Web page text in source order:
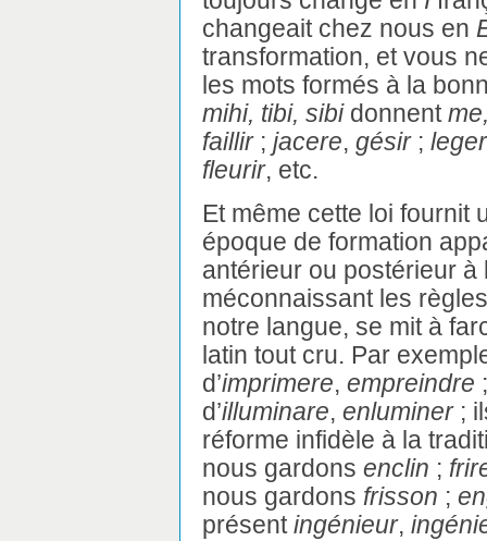
changeait chez nous en
transformation, et vous
les mots formés à la
mihi, tibi, sibidonnent
faillir; jacere, gésir;
fleurir, etc.
Et même cette loi fournit
époque de formation
antérieur ou postérieur
méconnaissant les
notre langue, se mit à
latin tout cru. Par
d’imprimere, empreindre
d’illuminare, enluminer;
réforme infidèle à la
nous gardons enclin ;
nous gardons frisson ;
présentingénieur,